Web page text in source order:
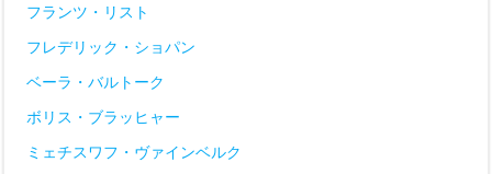
フランツ・リスト
フレデリック・ショパン
ベーラ・バルトーク
ボリス・ブラッヒャー
ミェチスワフ・ヴァインベルク